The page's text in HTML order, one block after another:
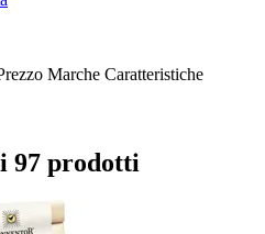
Marche Caratteristiche
97 prodotti